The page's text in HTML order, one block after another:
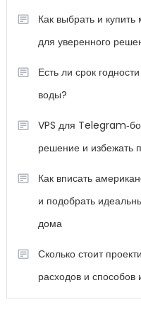
Как выбрать и
для уверенного
Есть ли срок
воды?
VPS для
решение и избежать
Как вписать
и подобрать
дома
Сколько стоит
расходов и способов